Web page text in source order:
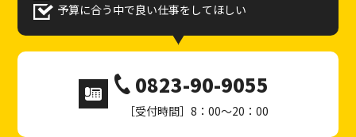
予算に合う中で良い仕事をしてほしい
0823-90-9055
［受付時間］8：00～20：00